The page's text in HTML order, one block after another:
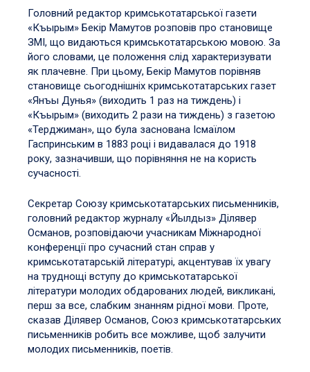
Головний редактор кримськотатарської газети
«Къырым» Бекір Мамутов розповів про становище
ЗМІ, що видаються кримськотатарською мовою. За
його словами, це положення слід характеризувати
як плачевне. При цьому, Бекір Мамутов порівняв
становище сьогоднішніх кримськотатарських газет
«Янъы Дунья» (виходить 1 раз на тиждень) і
«Къырым» (виходить 2 рази на тиждень) з газетою
«Терджиман», що була заснована Ісмаїлом
Гаспринським в 1883 році і видавалася до 1918
року, зазначивши, що порівняння не на користь
сучасності.
Секретар Союзу кримськотатарських письменників,
головний редактор журналу «Йылдыз» Ділявер
Османов, розповідаючи учасникам Міжнародної
конференції про сучасний стан справ у
кримськотатарській літературі, акцентував їх увагу
на труднощі вступу до кримськотатарської
літератури молодих обдарованих людей, викликані,
перш за все, слабким знанням рідної мови. Проте,
сказав Ділявер Османов, Союз кримськотатарських
письменників робить все можливе, щоб залучити
молодих письменників, поетів.